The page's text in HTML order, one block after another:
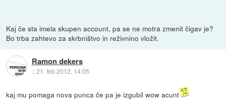
Kaj če sta imela skupen account, pa se ne motra zmenit čigav je?
Bo trba zahtevo za skrbništvo in reživnino vložit.
Ramon dekers
::21. feb 2012, 14:05
kaj mu pomaga nova punca če pa je izgubil wow acunt